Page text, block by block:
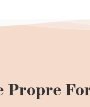
Propre